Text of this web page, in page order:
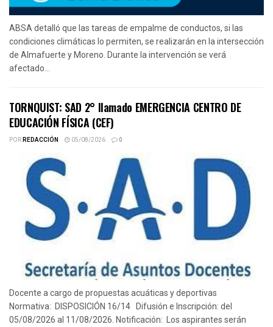
ABSA detalló que las tareas de empalme de conductos, si las
condiciones climáticas lo permiten, se realizarán en la intersección
de Almafuerte y Moreno. Durante la intervención se verá
afectado...
TORNQUIST: SAD 2° llamado EMERGENCIA CENTRO DE
EDUCACIÓN FÍSICA (CEF)
PORREDACCIÓN 05/08/2026 0
Docente a cargo de propuestas acuáticas y deportivas
Normativa: DISPOSICIÓN 16/14 Difusión e Inscripción: del
05/08/2026 al 11/08/2026. Notificación: Los aspirantes serán